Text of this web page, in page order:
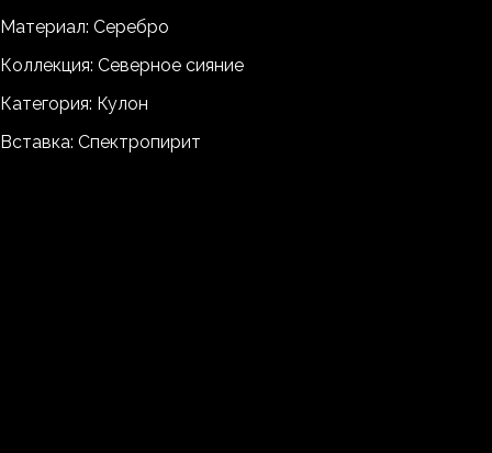
Материал: Серебро
Коллекция: Северное сияние
Категория: Кулон
Вставка: Спектропирит